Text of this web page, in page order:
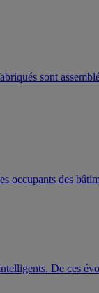
sont
occupants des
De ces